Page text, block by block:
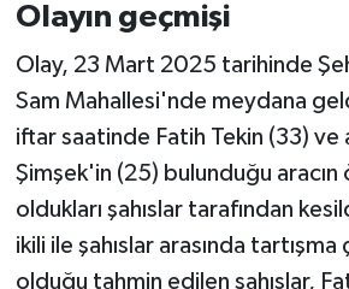
Olayın geçmişi
Olay, 23 Mart 2025 tarihinde
Sam Mahallesi'nde meydana
iftar saatinde Fatih Tekin (33) ve
Şimşek'in (25) bulunduğu aracın
oldukları şahıslar tarafından
ikili ile şahıslar arasında tartışma
olduğu tahmin edilen şahıslar,